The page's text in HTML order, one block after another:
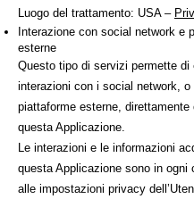
Luogo del trattamento: USA –
Interazione con social network e
esterne
Questo tipo di servizi permette di
interazioni con i social network, o
piattaforme esterne, direttamente
questa Applicazione.
Le interazioni e le informazioni
questa Applicazione sono in ogni
alle impostazioni privacy